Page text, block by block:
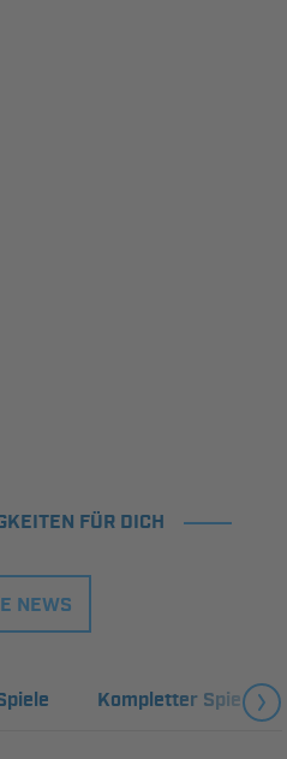
FÜR DICH
NEWS
Kompletter Spielplan